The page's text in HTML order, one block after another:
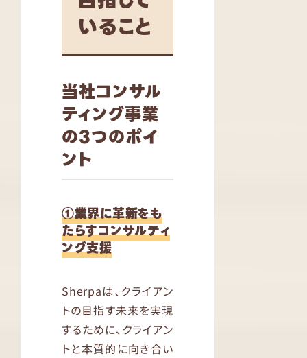
いること
当社コンサル
ティング事業
の3つのポイ
ント
①業界に革新をも
たらすコンサルティ
ング支援
Sherpaは、クライアン
トの目指す未来を実現
するために、クライアン
トと本質的に向き合い